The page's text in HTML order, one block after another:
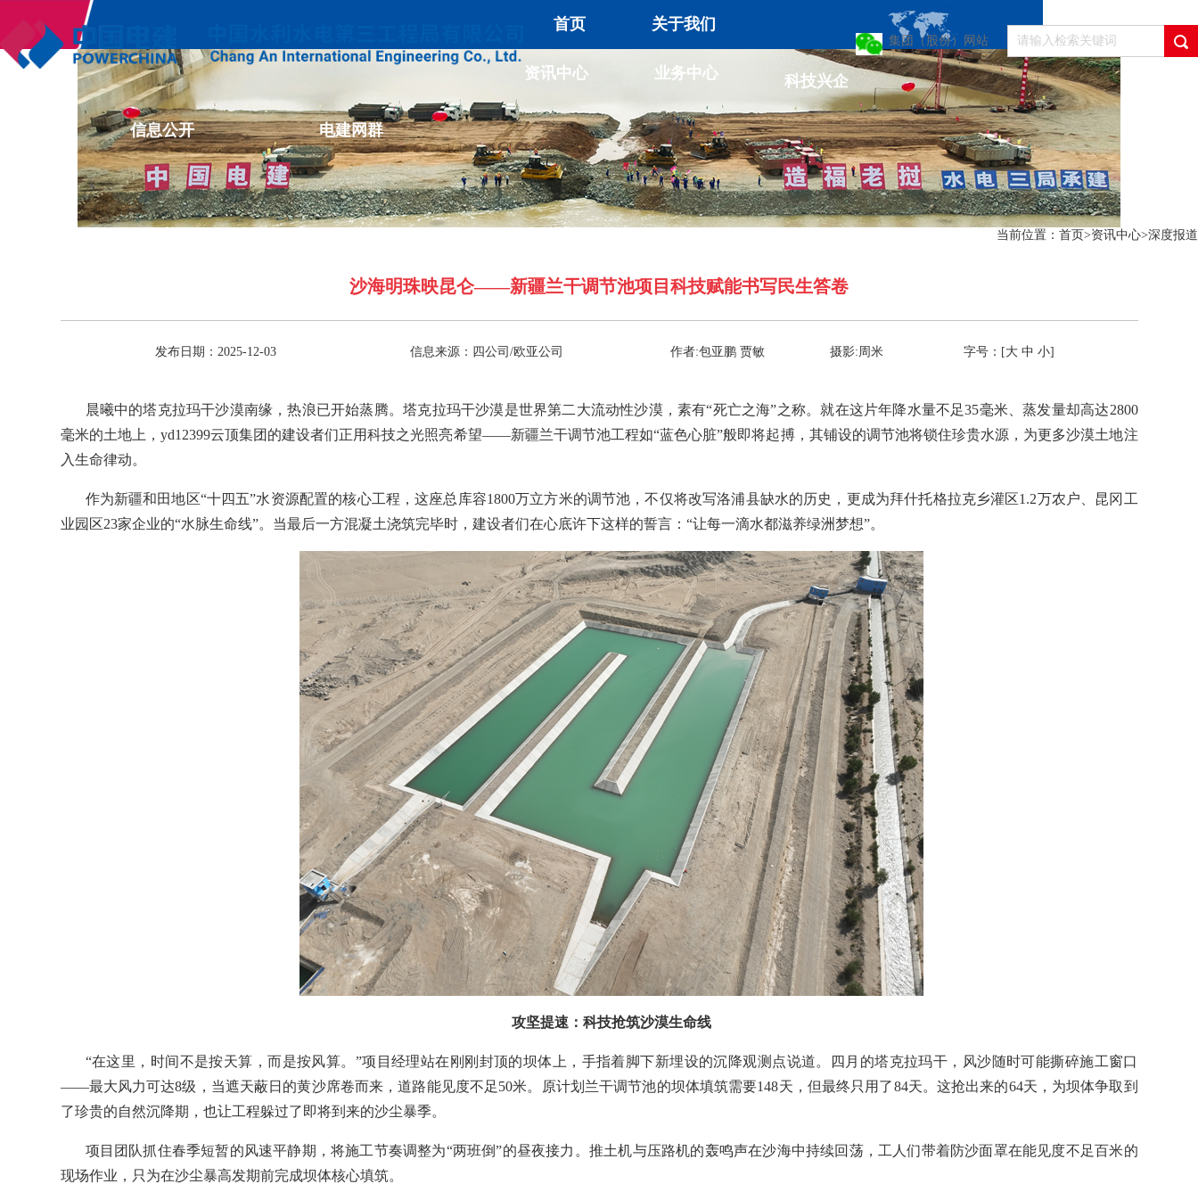
集团（股份）网站
首页 关于我们
资讯中心 业务中心 科技兴企
信息公开 电建网群
当前位置： 首页>资讯中心>深度报道
沙海明珠映昆仑——新疆兰干调节池项目科技赋能书写民生答卷
发布日期：2025-12-03 信息来源：四公司/欧亚公司 作者:包亚鹏 贾敏 摄影:周米 字号：[大 中 小]
晨曦中的塔克拉玛干沙漠南缘，热浪已开始蒸腾。塔克拉玛干沙漠是世界第二大流动性沙漠，素有“死亡之海”之称。就在这片年降水量不足35毫米、蒸发量却高达2800
毫米的土地上，yd12399云顶集团的建设者们正用科技之光照亮希望——新疆兰干调节池工程如“蓝色心脏”般即将起搏，其铺设的调节池将锁住珍贵水源，为更多沙漠土地注
入生命律动。
作为新疆和田地区“十四五”水资源配置的核心工程，这座总库容1800万立方米的调节池，不仅将改写洛浦县缺水的历史，更成为拜什托格拉克乡灌区1.2万农户、昆冈工
业园区23家企业的“水脉生命线”。当最后一方混凝土浇筑完毕时，建设者们在心底许下这样的誓言：“让每一滴水都滋养绿洲梦想”。
攻坚提速：科技抢筑沙漠生命线
“在这里，时间不是按天算，而是按风算。”项目经理站在刚刚封顶的坝体上，手指着脚下新埋设的沉降观测点说道。四月的塔克拉玛干，风沙随时可能撕碎施工窗口
——最大风力可达8级，当遮天蔽日的黄沙席卷而来，道路能见度不足50米。原计划兰干调节池的坝体填筑需要148天，但最终只用了84天。这抢出来的64天，为坝体争取到
了珍贵的自然沉降期，也让工程躲过了即将到来的沙尘暴季。
项目团队抓住春季短暂的风速平静期，将施工节奏调整为“两班倒”的昼夜接力。推土机与压路机的轰鸣声在沙海中持续回荡，工人们带着防沙面罩在能见度不足百米的
现场作业，只为在沙尘暴高发期前完成坝体核心填筑。